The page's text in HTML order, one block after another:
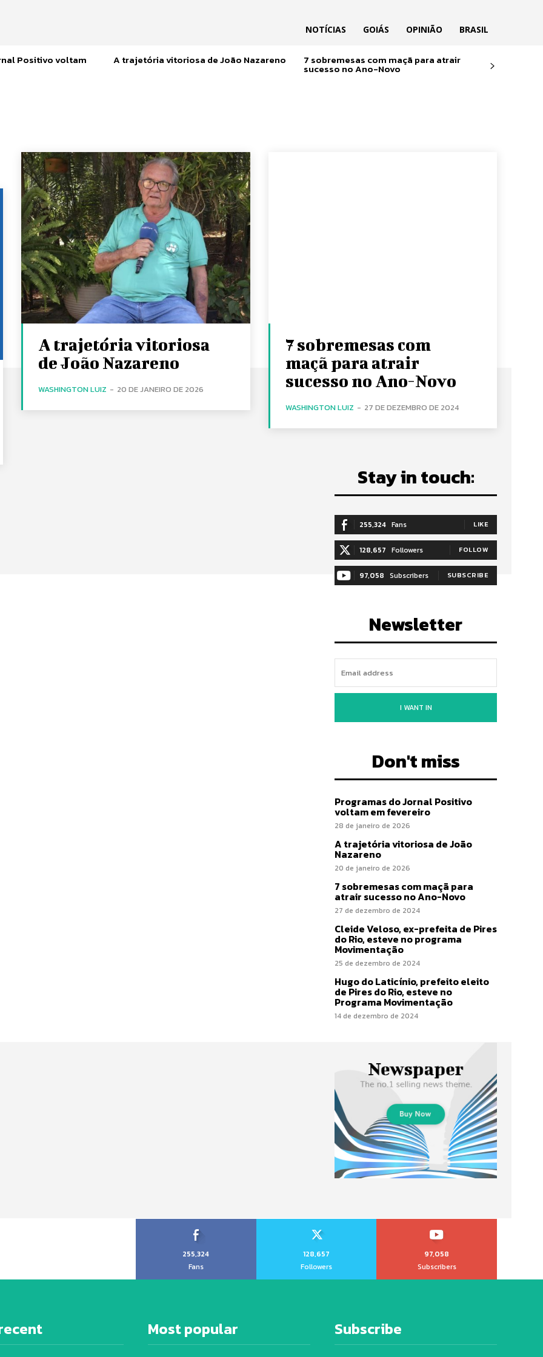
NOTÍCIAS GOIÁS OPINIÃO BRASIL
Positivo voltam A trajetória vitoriosa de João Nazareno 7 sobremesas com maçã para atrair
sucesso no Ano-Novo
A trajetória vitoriosa
de João Nazareno
WASHINGTON LUIZ - 20 DE JANEIRO DE 2026
7 sobremesas com
maçã para atrair
sucesso no Ano-Novo
WASHINGTON LUIZ - 27 DE DEZEMBRO DE 2024
Stay in touch:
255,324 Fans LIKE
128,657 Followers FOLLOW
97,058 Subscribers SUBSCRIBE
Newsletter
I WANT IN
Don't miss
Programas do Jornal Positivo
voltam em fevereiro
28 de janeiro de 2026
A trajetória vitoriosa de João
Nazareno
20 de janeiro de 2026
7 sobremesas com maçã para
atrair sucesso no Ano-Novo
27 de dezembro de 2024
Cleide Veloso, ex-prefeita de Pires
do Rio, esteve no programa
Movimentação
25 de dezembro de 2024
Hugo do Laticínio, prefeito eleito
de Pires do Rio, esteve no
Programa Movimentação
14 de dezembro de 2024
255,324
Fans
128,657
Followers
97,058
Subscribers
Most popular Subscribe